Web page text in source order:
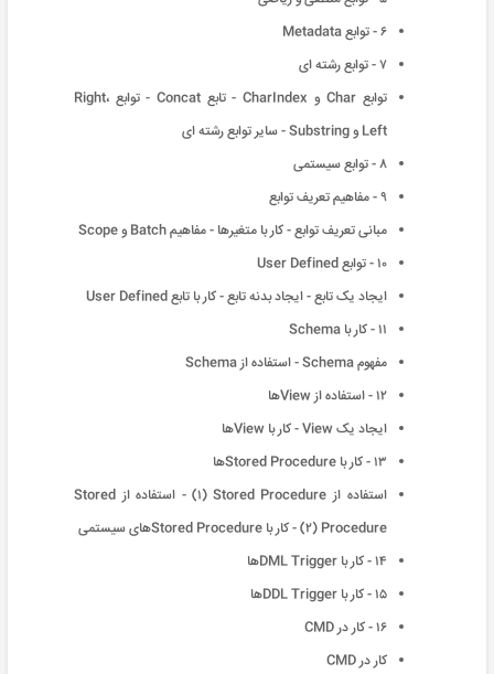
۶ - توابع Metadata
٧ - توابع رشته ای
توابع Char و CharIndex - تابع Concat - توابع Right،
Left و Substring - سایر توابع رشته ای
٨ - توابع سیستمی
٩ - مفاهیم تعریف توابع
مبانی تعریف توابع - کار با متغیرها - مفاهیم Batch و Scope
١٠ - توابع User Defined
ایجاد یک تابع - ایجاد بدنه تابع - کار با تابع User Defined
١١ - کار با Schema
مفهوم Schema - استفاده از Schema
١٢ - استفاده از Viewها
ایجاد یک View - کار با Viewها
١٣ - کار با Stored Procedureها
استفاده از Stored Procedure (١) - استفاده از Stored
Procedure (٢) - کار با Stored Procedureهای سیستمی
١۴ - کار با DML Triggerها
١۵ - کار با DDL Triggerها
١۶ - کار در CMD
کار در CMD